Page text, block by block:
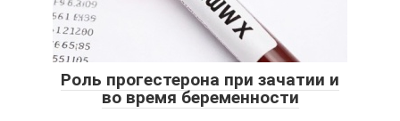
Роль прогестерона при зачатии и
во время беременности